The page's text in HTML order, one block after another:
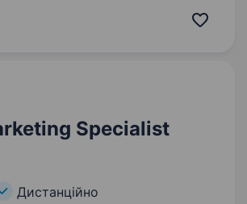
бізнесам український no-
та Канаді:…
Specialist
Дистанційно